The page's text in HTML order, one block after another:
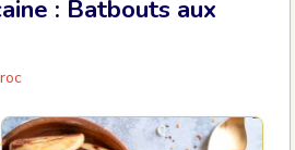
: Batbouts aux